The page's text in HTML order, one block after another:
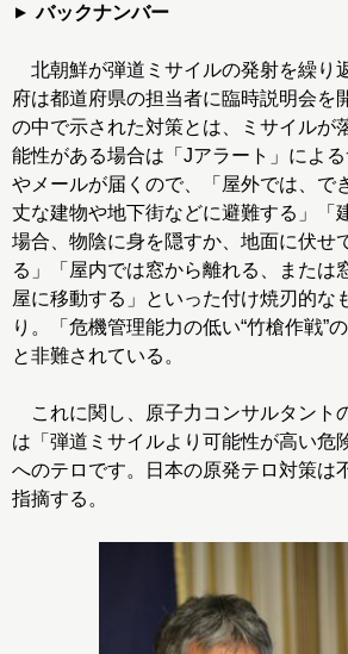
バックナンバー
北朝鮮が弾道ミサイルの発射を繰り
府は都道府県の担当者に臨時説明会を
の中で示された対策とは、ミサイルが
能性がある場合は「Jアラート」によ
やメールが届くので、「屋外では、で
丈な建物や地下街などに避難する」「
場合、物陰に身を隠すか、地面に伏せ
る」「屋内では窓から離れる、または
屋に移動する」といった付け焼刃的な
り。「危機管理能力の低い“竹槍作戦”の
と非難されている。
これに関し、原子力コンサルタント
は「弾道ミサイルより可能性が高い危
へのテロです。日本の原発テロ対策は
指摘する。